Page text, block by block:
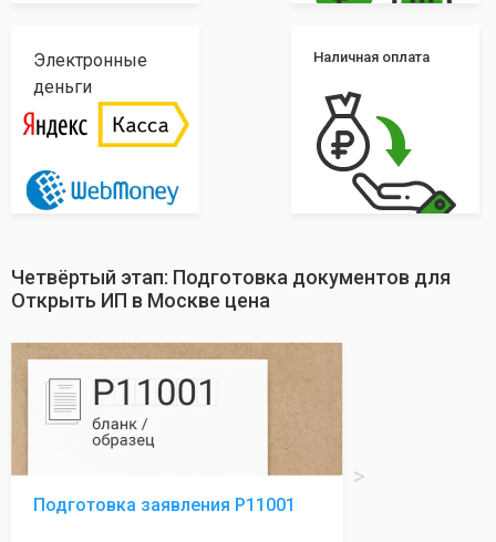
Электронные
деньги
Наличная оплата
Четвёртый этап: Подготовка документов для
Открыть ИП в Москве цена
Подготовка заявления Р11001